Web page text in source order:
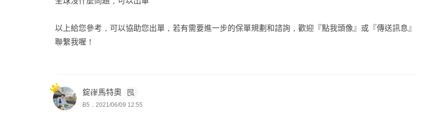
以上給您參考，可以協助您出單，若有需要進一步的保單規劃和諮詢，歡迎『點我頭像』或『傳送訊息』
聯繫我喔！
錠嵂馬特奧
B5．2021/06/09 12:55